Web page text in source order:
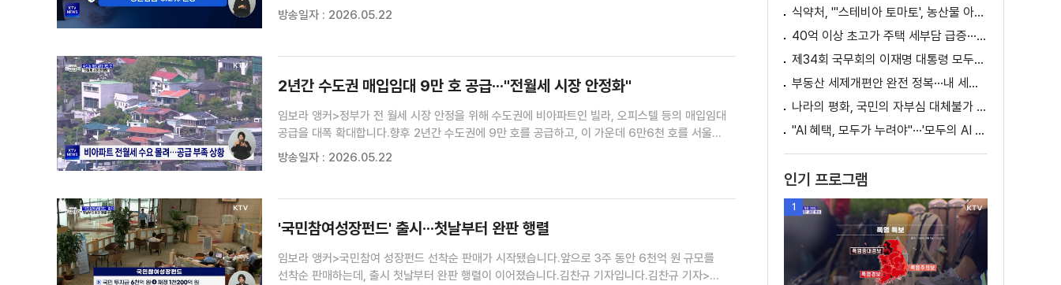
삼성전자 노사가 도출한 잠정 합의안에 대해 노조가 찬반 투표를 실시했습니다.투표는 오는
방송일자 : 2026.05.22
2년간 수도권 매입임대 9만 호 공급···"전월세 시장 안정화"
임보라 앵커>정부가 전 월세 시장 안정을 위해 수도권에 비아파트인 빌라, 오피스텔 등의 매입임대
공급을 대폭 확대합니다.향후 2년간 수도권에 9만 호를 공급하고, 이 가운데 6만6천 호를 서울과
경기 규제지역에 집중 배치할 계획입니다.보도에 이리나 기자입니다.이리나 기자>최근 수도권
방송일자 : 2026.05.22
'국민참여성장펀드' 출시···첫날부터 완판 행렬
임보라 앵커>국민참여 성장펀드 선착순 판매가 시작됐습니다.앞으로 3주 동안 6천억 원 규모를
선착순 판매하는데, 출시 첫날부터 완판 행렬이 이어졌습니다.김찬규 기자입니다.김찬규 기자>
식약처, "'스테비아 토마토', 농산물 아닌 가공식품"
40억 이상 초고가 주택 세부담 급증···실수요자 보호 강화
제34회 국무회의 이재명 대통령 모두발언
부동산 세제개편안 완전 정복···내 세금 어떻게 달라지나? [K-정책 사용법]
나라의 평화, 국민의 자부심 대체불가 대한민국 이재명 대통령 모두말씀
"AI 혜택, 모두가 누려야"···'모두의 AI 성장사다리' 출범
인기 프로그램
1